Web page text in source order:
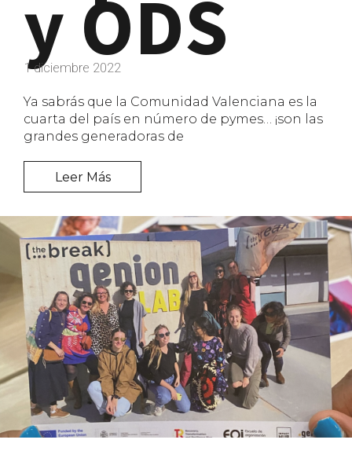
y ODS
1 diciembre 2022
Ya sabrás que la Comunidad Valenciana es la
cuarta del país en número de pymes… ¡son las
grandes generadoras de
Leer Más